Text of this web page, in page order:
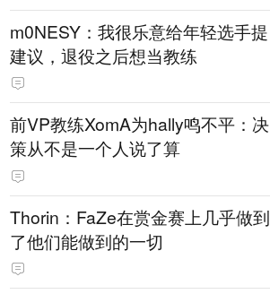
m0NESY：我很乐意给年轻选手提
建议，退役之后想当教练
前VP教练XomA为hally鸣不平：决
策从不是一个人说了算
Thorin：FaZe在赏金赛上几乎做到
了他们能做到的一切